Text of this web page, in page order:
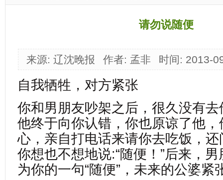
请勿说随便
来源: 辽沈晚报 作者: 孟非 时间: 2013-
自我牺牲，对方紧张
你和男朋友吵架之后，很久没有
他终于向你认错，你也原谅了他
心，亲自打电话来请你去吃饭，
你想也不想地说:“随便！”后来，
为你的一句“随便”，未来的公婆紧